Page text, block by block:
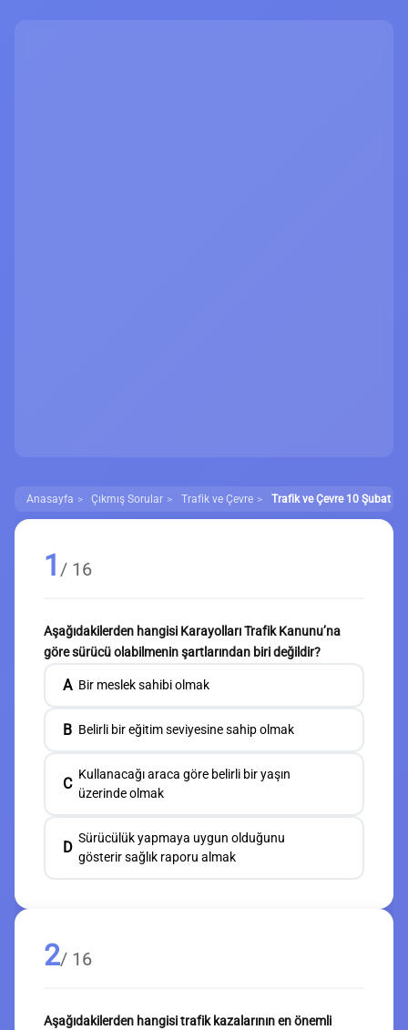
Anasayfa Çıkmış Sorular Trafik ve Çevre Trafik ve Çevre 10 Şubat
1 / 16
Aşağıdakilerden hangisi Karayolları Trafik Kanunu’na
göre sürücü olabilmenin şartlarından biri değildir?
A Bir meslek sahibi olmak
B Belirli bir eğitim seviyesine sahip olmak
C
Kullanacağı araca göre belirli bir yaşın
üzerinde olmak
D
Sürücülük yapmaya uygun olduğunu
gösterir sağlık raporu almak
2/ 16
Aşağıdakilerden hangisi trafik kazalarının en önemli